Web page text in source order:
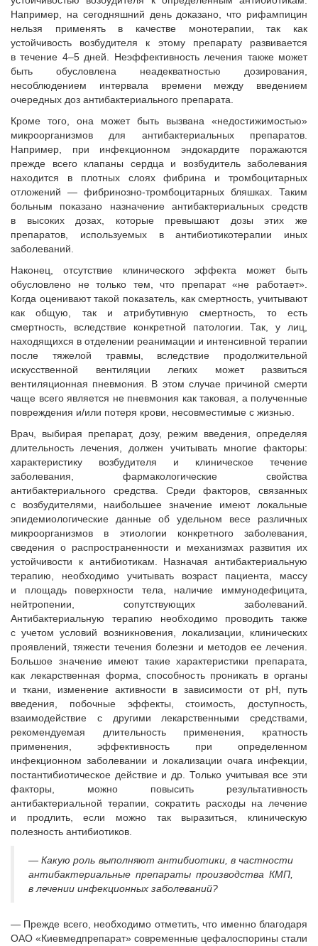
Например, на сегодняшний день доказано, что рифампицин
нельзя применять в качестве монотерапии, так как
устойчивость возбудителя к этому препарату развивается
в течение 4–5 дней. Неэффективность лечения также может
быть обусловлена неадекватностью дозирования,
несоблюдением интервала времени между введением
очередных доз антибактериального препарата.
Кроме того, она может быть вызвана «недостижимостью»
микроорганизмов для антибактериальных препаратов.
Например, при инфекционном эндокардите поражаются
прежде всего клапаны сердца и возбудитель заболевания
находится в плотных слоях фибрина и тромбоцитарных
отложений — фибринозно-тромбоцитарных бляшках. Таким
больным показано назначение антибактериальных средств
в высоких дозах, которые превышают дозы этих же
препаратов, используемых в антибиотикотерапии иных
заболеваний.
Наконец, отсутствие клинического эффекта может быть
обусловлено не только тем, что препарат «не работает».
Когда оценивают такой показатель, как смертность, учитывают
как общую, так и атрибутивную смертность, то есть
смертность, вследствие конкретной патологии. Так, у лиц,
находящихся в отделении реанимации и интенсивной терапии
после тяжелой травмы, вследствие продолжительной
искусственной вентиляции легких может развиться
вентиляционная пневмония. В этом случае причиной смерти
чаще всего является не пневмония как таковая, а полученные
повреждения и/или потеря крови, несовместимые с жизнью.
Врач, выбирая препарат, дозу, режим введения, определяя
длительность лечения, должен учитывать многие факторы:
характеристику возбудителя и клиническое течение
заболевания, фармакологические свойства
антибактериального средства. Среди факторов, связанных
с возбудителями, наибольшее значение имеют локальные
эпидемиологические данные об удельном весе различных
микроорганизмов в этиологии конкретного заболевания,
сведения о распространенности и механизмах развития их
устойчивости к антибиотикам. Назначая антибактериальную
терапию, необходимо учитывать возраст пациента, массу
и площадь поверхности тела, наличие иммунодефицита,
нейтропении, сопутствующих заболеваний.
Антибактериальную терапию необходимо проводить также
с учетом условий возникновения, локализации, клинических
проявлений, тяжести течения болезни и методов ее лечения.
Большое значение имеют такие характеристики препарата,
как лекарственная форма, способность проникать в органы
и ткани, изменение активности в зависимости от pH, путь
введения, побочные эффекты, стоимость, доступность,
взаимодействие с другими лекарственными средствами,
рекомендуемая длительность применения, кратность
применения, эффективность при определенном
инфекционном заболевании и локализации очага инфекции,
постантибиотическое действие и др. Только учитывая все эти
факторы, можно повысить результативность
антибактериальной терапии, сократить расходы на лечение
и продлить, если можно так выразиться, клиническую
полезность антибиотиков.
— Какую роль выполняют антибиотики, в частности
антибактериальные препараты производства КМП,
в лечении инфекционных заболеваний?
— Прежде всего, необходимо отметить, что именно благодаря
ОАО «Киевмедпрепарат» современные цефалоспорины стали